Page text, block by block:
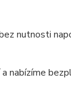
nutnosti
nabízíme